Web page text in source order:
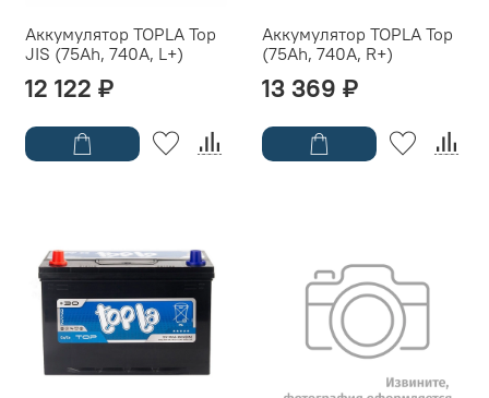
Аккумулятор TOPLA Top
JIS (75Ah, 740A, L+)
12 122 ₽
Аккумулятор TOPLA Top
(75Ah, 740A, R+)
13 369 ₽